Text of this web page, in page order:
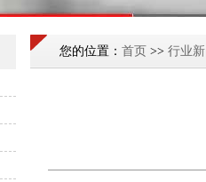
您的位置： 首页 >> 行业